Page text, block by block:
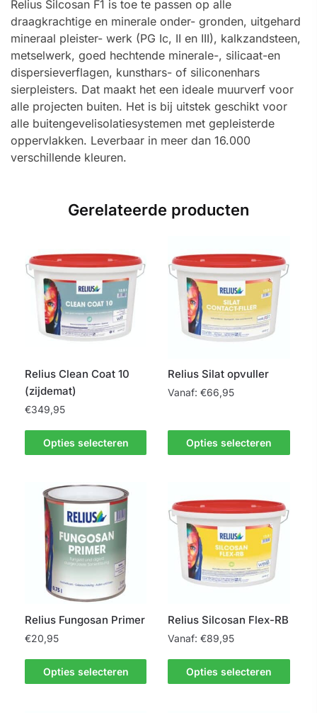
Relius Silcosan F1 is toe te passen op alle
draagkrachtige en minerale onder- gronden, uitgehard
mineraal pleister- werk (PG Ic, II en III), kalkzandsteen,
metselwerk, goed hechtende minerale-, silicaat-en
dispersieverflagen, kunsthars- of siliconenhars
sierpleisters. Dat maakt het een ideale muurverf voor
alle projecten buiten. Het is bij uitstek geschikt voor
alle buitengevelisolatiesystemen met gepleisterde
oppervlakken. Leverbaar in meer dan 16.000
verschillende kleuren.
Gerelateerde producten
Relius Clean Coat 10
(zijdemat)
€349,95
Opties selecteren
Dit
product
meerdere
variaties.
Deze
optie
gekozen
worden
de
productpagina
Relius Silat opvuller
Vanaf:€66,95
Opties selecteren
product
heeft
Deze
optie
gekozen
worden
productpagina
Relius Fungosan Primer
€20,95
Opties selecteren
Dit
product
Relius Silcosan Flex-RB
Vanaf:€89,95
Opties selecteren
Dit
product